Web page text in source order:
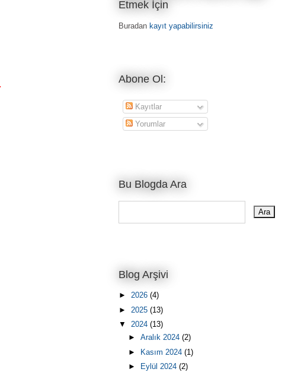
Etmek İçin
Buradan kayıt yapabilirsiniz
Abone Ol:
Kayıtlar
Yorumlar
Bu Blogda Ara
Blog Arşivi
► 2026 (4)
► 2025 (13)
▼ 2024 (13)
► Aralık 2024 (2)
► Kasım 2024 (1)
►
Eylül 2024 (2)